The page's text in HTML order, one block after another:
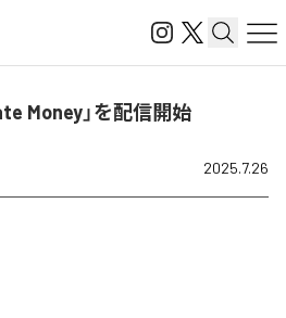
Money」を配信開始
2025.7.26